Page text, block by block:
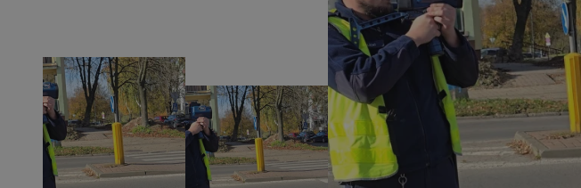
Niezbędne Wydajność
Niezbędne pliki cookie umożliwiają korzystanie z
zarządzanie kontem. Bez niezbędnych plików cookie nie
Nazwa
Provider/